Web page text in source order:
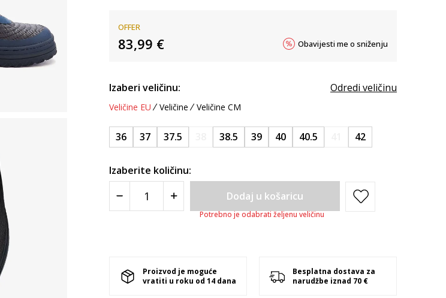
OFFER
83,99 € Obavijesti me o sniženju
Izaberi veličinu: Odredi veličinu
Veličine EU Veličine Veličine CM
36 37 37.5 38.5 39 40 40.5 42
Izaberite količinu:
Dodaj u košaricu
Potrebno je odabrati željenu veličinu
Proizvod je moguće
vratiti u roku od 14 dana
Besplatna dostava za
narudžbe iznad 70 €